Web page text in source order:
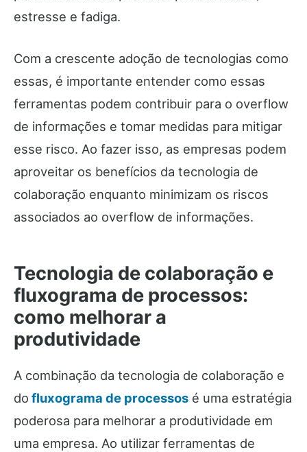
estresse e fadiga.
Com a crescente adoção de tecnologias como
essas, é importante entender como essas
ferramentas podem contribuir para o overflow
de informações e tomar medidas para mitigar
esse risco. Ao fazer isso, as empresas podem
aproveitar os benefícios da tecnologia de
colaboração enquanto minimizam os riscos
associados ao overflow de informações.
Tecnologia de colaboração e
fluxograma de processos:
como melhorar a
produtividade
A combinação da tecnologia de colaboração e
do fluxograma de processos é uma estratégia
poderosa para melhorar a produtividade em
uma empresa. Ao utilizar ferramentas de